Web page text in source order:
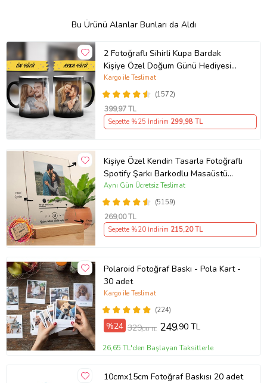
Bu Ürünü Alanlar Bunları da Aldı
2 Fotoğraflı Sihirli Kupa Bardak
Kişiye Özel Doğum Günü Hediyesi
Sevgiliye Hediye Anneye Babaya
Ablaya Abiye Kız Erkek Kardeşe
Arkadaşa Resimli Günü Yıl Dönümü
Hediyesi
(1572)
Kargo ile Teslimat
399,97 TL
Sepette %25 İndirim 299,98 TL
Kişiye Özel Kendin Tasarla Fotoğraflı
Spotify Şarkı Barkodlu Masaüstü
Plak Fotoğraf Çerçevesi
(5159)
Aynı Gün Ücretsiz Teslimat
269,00 TL
Sepette %20 İndirim 215,20 TL
Polaroid Fotoğraf Baskı - Pola Kart -
30 adet
(224)
Kargo ile Teslimat
%24 329,00 TL 249,90 TL
26,65 TL'den Başlayan Taksitlerle
10cmx15cm Fotoğraf Baskısı 20 adet